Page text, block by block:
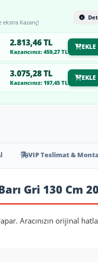
ekstra Kazanç!
2.813,46 TL
Kazancınız: 459,27 TL
EKLE
3.075,28 TL
Kazancınız: 197,45 TL
EKLE
VIP Teslimat &
Gri 130 Cm
Aracınızın orijinal